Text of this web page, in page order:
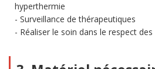
hyperthermie
Surveillance de thérapeutiques
Réaliser le soin dans le respect des